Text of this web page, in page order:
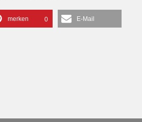
merken 0 E-Mail